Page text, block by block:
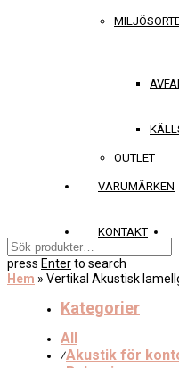
OUTLET
VARUMÄRKEN
KONTAKT
press Enterto search
Hem » Vertikal Akustisk
Kategorier
All
⁄Akustik för